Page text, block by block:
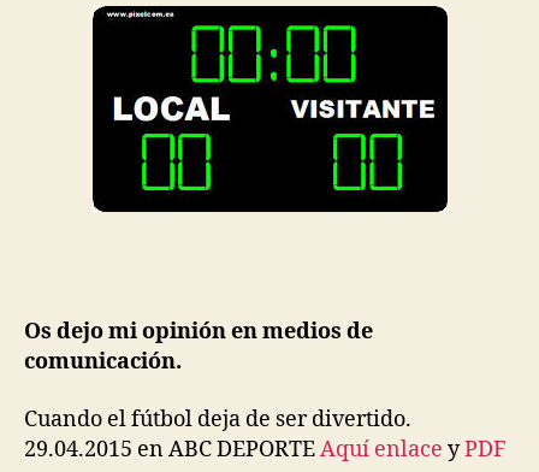
Os dejo mi opinión en medios de
comunicación.
Cuando el fútbol deja de ser divertido.
29.04.2015 en ABC DEPORTEAquí enlace yPDF